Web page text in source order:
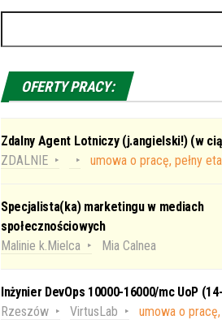
OFERTY PRACY:
Zdalny Agent Lotniczy (j.angielski!) (w
ZDALNIE
umowa o pracę, pełny
Specjalista(ka) marketingu w mediach
społecznościowych
Malinie k.Mielca
Mia Calnea
Inżynier DevOps 10000-16000/mc UoP
Rzeszów
VirtusLab umowa o